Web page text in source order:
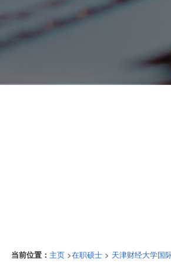
当前位置： 主页 >在职硕士 > 天津财经大学国